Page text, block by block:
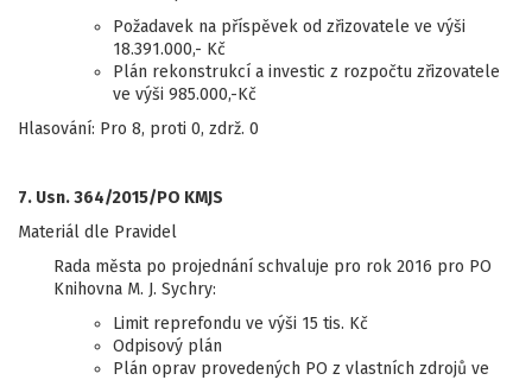
Požadavek na příspěvek od zřizovatele ve výši
18.391.000,- Kč
Plán rekonstrukcí a investic z rozpočtu zřizovatele
ve výši 985.000,-Kč
Hlasování: Pro 8, proti 0, zdrž. 0
7. Usn. 364/2015/PO KMJS
Materiál dle Pravidel
Rada města po projednání schvaluje pro rok 2016 pro PO
Knihovna M. J. Sychry:
Limit reprefondu ve výši 15 tis. Kč
Odpisový plán
Plán oprav provedených PO z vlastních zdrojů ve